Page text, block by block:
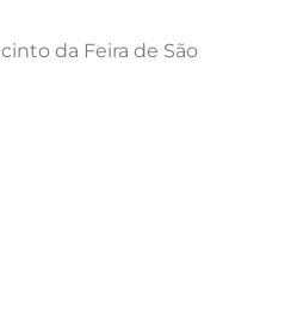
da Feira de São